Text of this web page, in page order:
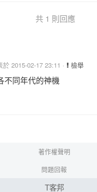
共 1 則回應
於 2015-02-17 23:11 · 檢舉
不同年代的神機
著作權聲明
問題回報
T客邦